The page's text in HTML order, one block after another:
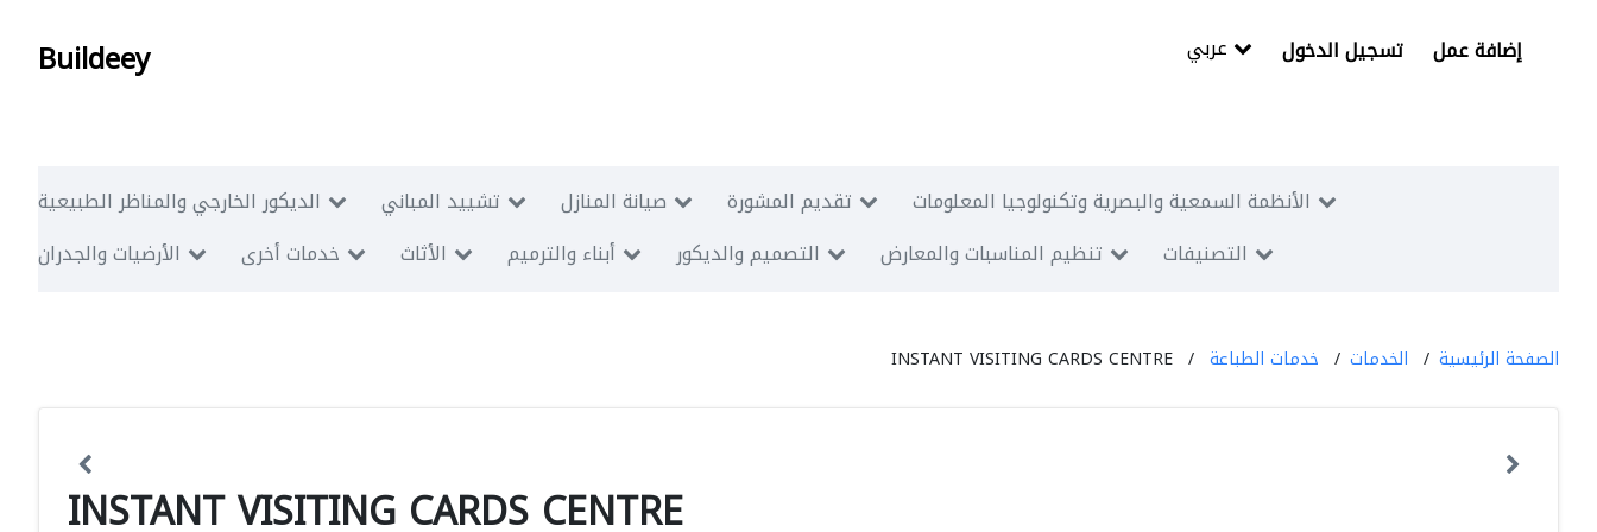
Buildeey تسجيل الدخول إضافة عمل
الديكور الخارجي والمناظر الطبيعية تشييد المباني صيانة المنازل تقديم المشورة
الأنظمة السمعية والبصرية وتكنولوجيا المعلومات
الأرضيات والجدران
خدمات أخرى الأثاث أبناء والترميم التصميم والديكور تنظيم المناسبات والمعارض التصنيفات
الصفحة الرئيسية الخدمات خدمات الطباعة INSTANT VISITING CARDS CENTRE
INSTANT VISITING CARDS CENTRE